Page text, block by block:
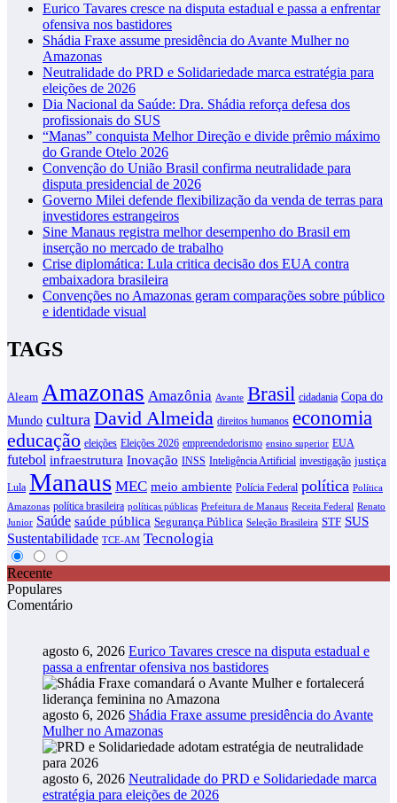
Eurico Tavares cresce na disputa estadual e passa a enfrentar
ofensiva nos bastidores
Shádia Fraxe assume presidência do Avante Mulher no
Amazonas
Neutralidade do PRD e Solidariedade marca estratégia para
eleições de 2026
Dia Nacional da Saúde: Dra. Shádia reforça defesa dos
profissionais do SUS
“Manas” conquista Melhor Direção e divide prêmio máximo
do Grande Otelo 2026
Convenção do União Brasil confirma neutralidade para
disputa presidencial de 2026
Governo Milei defende flexibilização da venda de terras para
investidores estrangeiros
Sine Manaus registra melhor desempenho do Brasil em
inserção no mercado de trabalho
Crise diplomática: Lula critica decisão dos EUA contra
embaixadora brasileira
Convenções no Amazonas geram comparações sobre público
e identidade visual
TAGS
Aleam Amazonas Amazônia Avante Brasil cidadania Copa do
Mundo cultura David Almeida direitos humanos economia
educação eleições Eleições 2026 empreendedorismo ensino superior EUA
futebol infraestrutura Inovação INSS Inteligência Artificial investigação justiça
Lula Manaus MEC meio ambiente Polícia Federal política Política
Amazonas política brasileira políticas públicas Prefeitura de Manaus Receita Federal Renato
Junior Saúde saúde pública Segurança Pública Seleção Brasileira STF SUS
Sustentabilidade TCE-AM Tecnologia
Recente
Populares
Comentário
agosto 6, 2026 Eurico Tavares cresce na disputa estadual e
passa a enfrentar ofensiva nos bastidores
agosto 6, 2026 Shádia Fraxe assume presidência do Avante
Mulher no Amazonas
agosto 6, 2026 Neutralidade do PRD e Solidariedade marca
estratégia para eleições de 2026